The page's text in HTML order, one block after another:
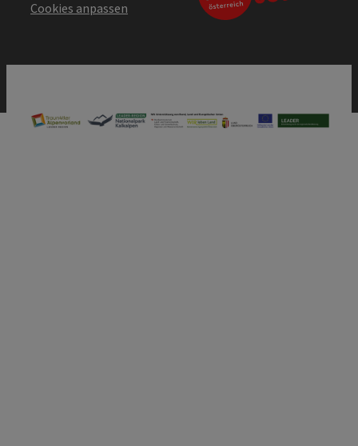
Cookies anpassen